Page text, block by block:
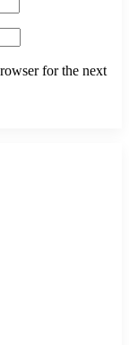
for the next